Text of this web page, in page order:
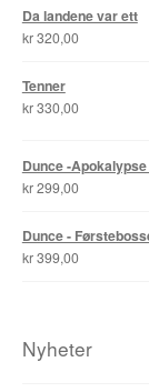
Da landene var ett
kr320,00
Tenner
kr330,00
Dunce -
kr299,00
Dunce -
kr399,00
Nyheter